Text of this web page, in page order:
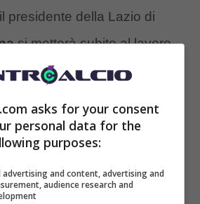
presidente della Lazio di
si metterà subito al lavoro
tecnico-burocratico, anche
solo a capire se, carte
presentati i documenti
da fine ottobre e
asks for your consent
personal data for the
purposes:
advertising and content, advertising and
audience research and